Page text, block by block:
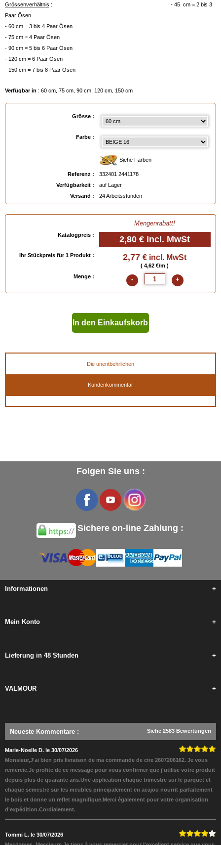
Grössenverhältnis : - 45 cm = 2 bis 3
Paar Ösen
- 60 cm = 3 bis 4 Paar Ösen
- 75 cm = 4 Paar Ösen
- 90 cm = 5 bis 6 Paar Ösen
- 120 cm = 6 Paar Ösen
- 150 cm = 7 bis 8 Paar Ösen
Verfügbar in : 60 cm, 75 cm, 90 cm, 120 cm, 150 cm
Grösse :
Farbe :
Siehe Farben
Referenz :
332401 2441178
Verfügbarkeit :
auf Lager
Versand :
24 Arbeitsstunden
Mengenrabatt!
Katalogpreis : 2,80 € incl. MwSt
Ihr Stückpreis für 1 Produkt : 2,77 € incl. MwSt
( 4,62 €/m )
Menge :
- +
In den Einkaufskorb
Die unentbehrlichen
Kundenkommentar
Folgen Sie uns :
Sichere on-line Zahlung :
Informationen +
Mein Konto +
Lieferung in 48 Stunden +
VALMOUR +
Neueste Kommentare : Siehe 2583 Bewertungen
Marie-Noelle D. le 30/07/2026
Monsieur,J'ai bien pris livraison de ma commande de cire 2607206162. Je vous
remercie.Je profite de ce message pour vous confirmer que j'utilise votre produit
depuis plus de quarante ans.Une application chaque trimestre sur le parquet et
chaque semestre sur les meubles principalement en acajou nourrit parfaitement
le bois et donne un reflet magnifique.Merci également pour votre organisation
d'expédition.Cordialement.
Tommi L. le 30/07/2026